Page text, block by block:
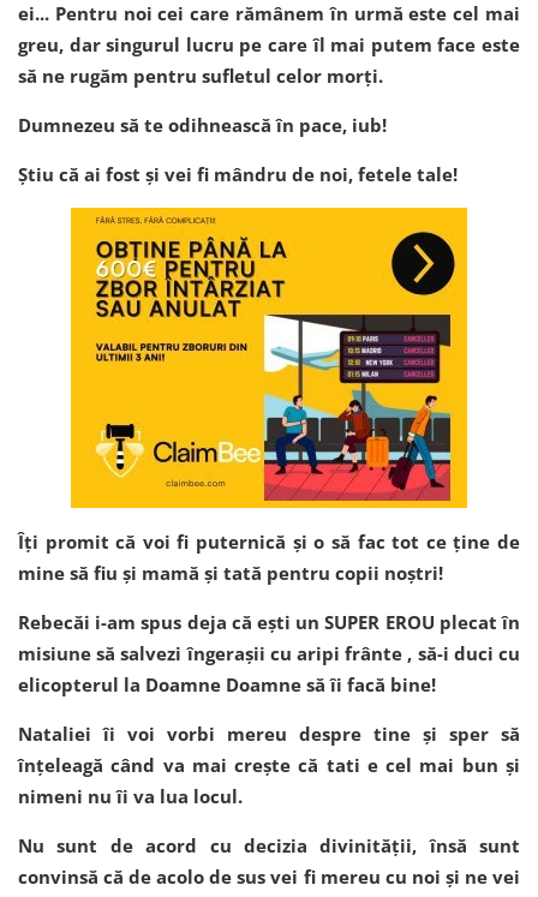
ei... Pentru noi cei care rămânem în urmă este cel mai
greu, dar singurul lucru pe care îl mai putem face este
să ne rugăm pentru sufletul celor morți.
Dumnezeu să te odihnească în pace, iub!
Știu că ai fost și vei fi mândru de noi, fetele tale!
Îți promit că voi fi puternică și o să fac tot ce ține de
mine să fiu și mamă și tată pentru copii noștri!
Rebecăi i-am spus deja că ești un SUPER EROU plecat în
misiune să salvezi îngerașii cu aripi frânte , să-i duci cu
elicopterul la Doamne Doamne să îi facă bine!
Nataliei îi voi vorbi mereu despre tine și sper să
înțeleagă când va mai crește că tati e cel mai bun și
nimeni nu îi va lua locul.
Nu sunt de acord cu decizia divinității, însă sunt
convinsă că de acolo de sus vei fi mereu cu noi și ne vei